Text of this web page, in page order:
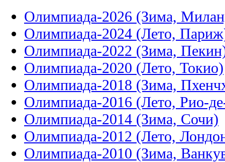
Олимпиада-2026 (Зима,
Олимпиада-2024 (Лето,
Олимпиада-2022 (Зима,
Олимпиада-2020 (Лето, Токио)
Олимпиада-2018 (Зима,
Олимпиада-2016 (Лето, Рио-
Олимпиада-2014 (Зима, Сочи)
Олимпиада-2012 (Лето,
Олимпиада-2010 (Зима,